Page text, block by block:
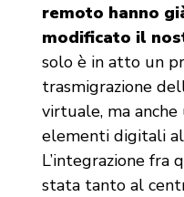
remoto hanno
modificato il
solo è in atto un
trasmigrazione
virtuale, ma anche
elementi digitali
L’integrazione fra
stata tanto al